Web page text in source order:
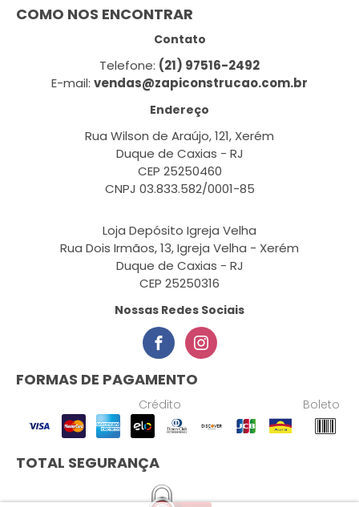
COMO NOS ENCONTRAR
Contato
Telefone: (21) 97516-2492
E-mail: vendas@zapiconstrucao.com.br
Endereço
Rua Wilson de Araújo, 121, Xerém
Duque de Caxias - RJ
CEP 25250460
CNPJ 03.833.582/0001-85
Loja Depósito Igreja Velha
Rua Dois Irmãos, 13, Igreja Velha - Xerém
Duque de Caxias - RJ
CEP 25250316
Nossas Redes Sociais
FORMAS DE PAGAMENTO
Crédito Boleto
TOTAL SEGURANÇA